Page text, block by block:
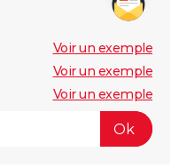
Voir un exemple
Voir un exemple
Voir un exemple